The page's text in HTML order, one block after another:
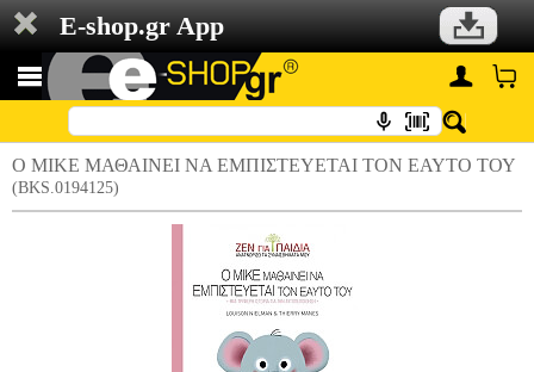
E-shop.gr App
Ο ΜΙΚΕ ΜΑΘΑΙΝΕΙ ΝΑ ΕΜΠΙΣΤΕΥΕΤΑΙ ΤΟΝ ΕΑΥΤΟ ΤΟΥ
(BKS.0194125)